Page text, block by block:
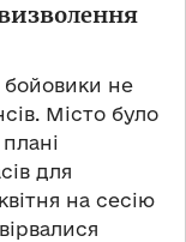
визволення
бойовики не
Місто було
для
на сесію